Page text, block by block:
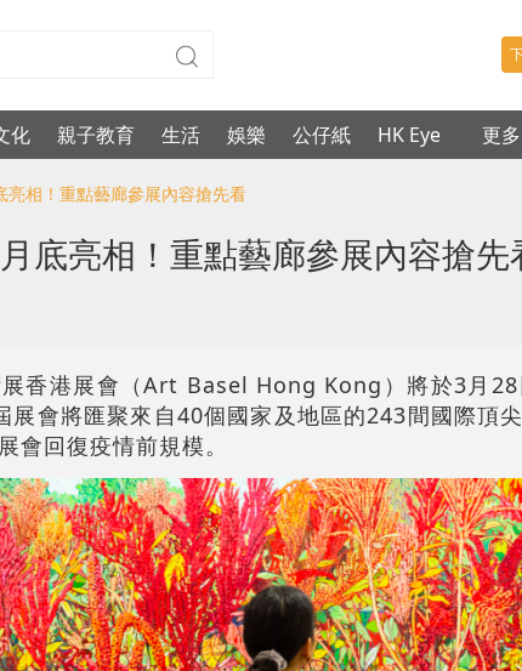
化 親子教育 生活 娛樂 公仔紙 HK Eye 更多
相！重點藝廊參展內容搶先看
底亮相！重點藝廊參展內容搶先
香港展會（Art Basel Hong Kong）將於3月28
展會將匯聚來自40個國家及地區的243間國際頂
會回復疫情前規模。